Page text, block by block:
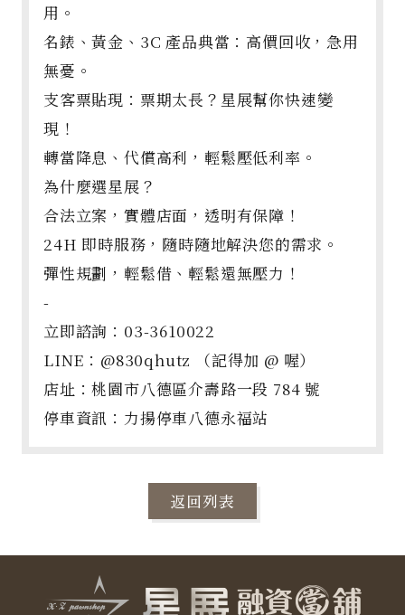
用。
名錶、黃金、3C 產品典當：高價回收，急用
無憂。
支客票貼現：票期太長？星展幫你快速變
現！
轉當降息、代償高利，輕鬆壓低利率。
為什麼選星展？
合法立案，實體店面，透明有保障！
24H 即時服務，隨時隨地解決您的需求。
彈性規劃，輕鬆借、輕鬆還無壓力！
-
立即諮詢：03-3610022
LINE：@830qhutz （記得加 @ 喔）
店址：桃園市八德區介壽路一段 784 號
停車資訊：力揚停車八德永福站
返回列表